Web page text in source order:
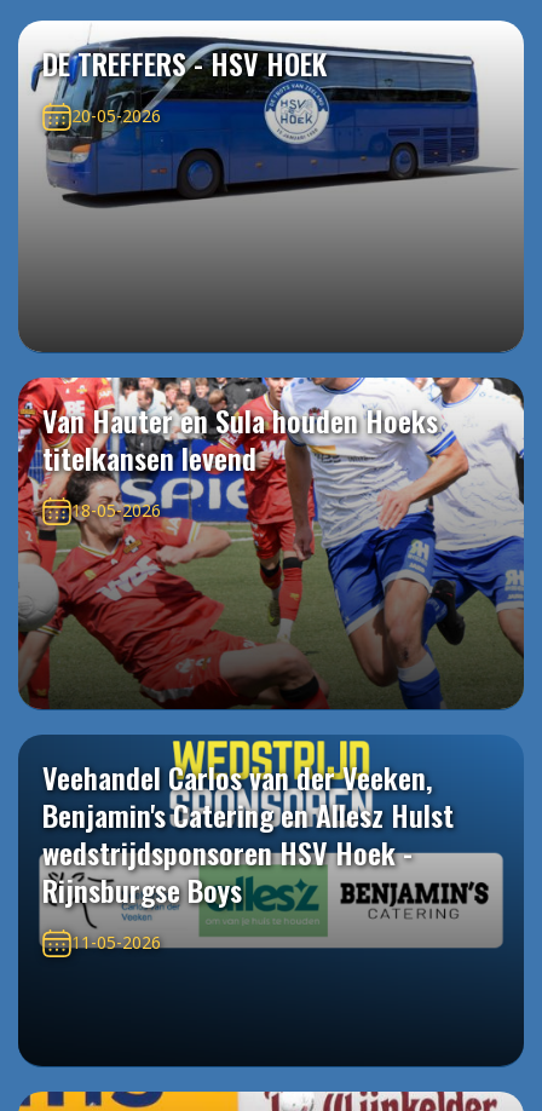
DE TREFFERS - HSV HOEK
20-05-2026
Van Hauter en Sula houden Hoeks
titelkansen levend
18-05-2026
Veehandel Carlos van der Veeken,
Benjamin's Catering en Allesz Hulst
wedstrijdsponsoren HSV Hoek -
Rijnsburgse Boys
11-05-2026